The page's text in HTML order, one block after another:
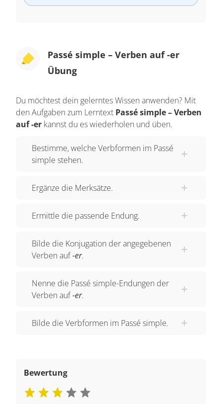
Passé simple – Verben auf -er
Übung
Du möchtest dein gelerntes Wissen anwenden? Mit
den Aufgaben zum Lerntext Passé simple – Verben
auf -er kannst du es wiederholen und üben.
Bestimme, welche Verbformen im Passé
simple stehen.
Ergänze die Merksätze.
Ermittle die passende Endung.
Bilde die Konjugation der angegebenen
Verben auf-er.
Nenne die Passé simple-Endungen der
Verben auf-er.
Bilde die Verbformen im Passé simple.
Bewertung